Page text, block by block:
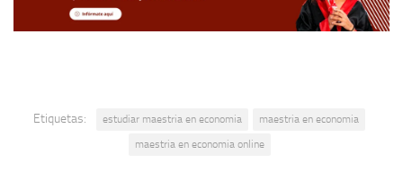
Etiquetas: estudiar maestria en economia
maestria en economia
maestria en economia online